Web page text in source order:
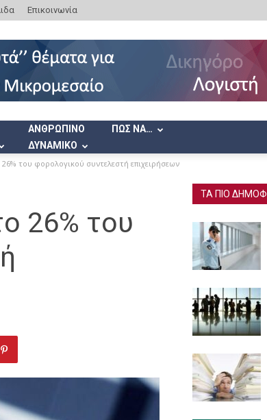
Επικοινωνία
ΑΝΘΡΩΠΙΝΟ
ΔΥΝΑΜΙΚΟ
ΠΩΣ ΝΑ…
του φορολογικού συντελεστή επιχειρήσεων
26% του
ΤΑ ΠΙΟ